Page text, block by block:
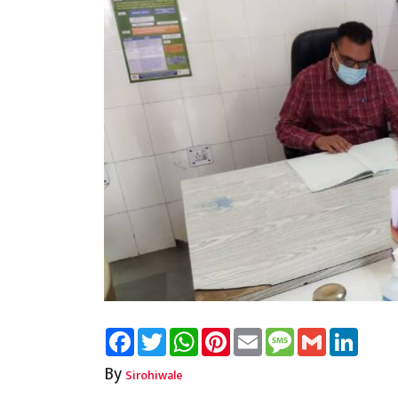
FacebookTwitterWhatsAppPinterest
Email Message
Gmail
By Sirohiwale